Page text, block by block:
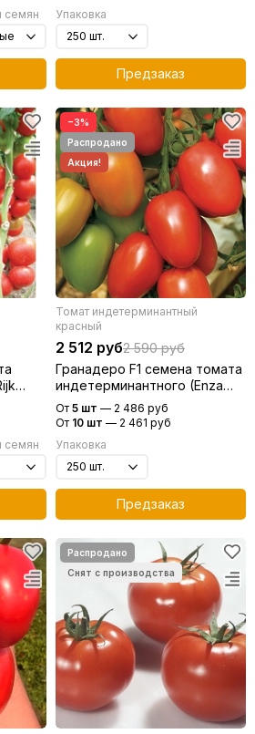
семян
Упаковка
Предзаказ
семян
−3%
Томат индетерминантный
красный
2 512 руб2 590 руб
Гранадеро F1 семена томата
индетерминантного (Enza
Zaden / Энза Заден)
От 5 шт — 2 486 руб
От 10 шт — 2 461 руб
Упаковка
Предзаказ